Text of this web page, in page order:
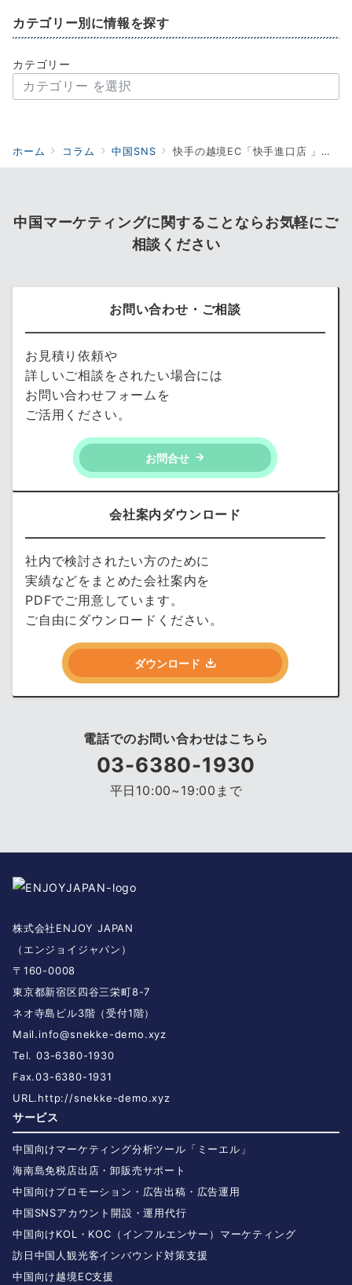
カテゴリー別に情報を探す
カテゴリー
ホーム コラム 中国SNS 快手の越境EC「快手進口店 」と出店・販売方法を解説
中国マーケティングに関することならお気軽にご
相談ください
お問い合わせ・ご相談
お見積り依頼や
詳しいご相談をされたい場合には
お問い合わせフォームを
ご活用ください。
お問合せ
会社案内ダウンロード
社内で検討されたい方のために
実績などをまとめた会社案内を
PDFでご用意しています。
ご自由にダウンロードください。
ダウンロード
電話でのお問い合わせはこちら
03-6380-1930
平日10:00~19:00まで
株式会社ENJOY JAPAN
（エンジョイジャパン）
〒160-0008
東京都新宿区四谷三栄町8-7
ネオ寺島ビル3階（受付1階）
Mail.info@snekke-demo.xyz
Tel. 03-6380-1930
Fax.03-6380-1931
URL.http://snekke-demo.xyz
サービス
中国向けマーケティング分析ツール「ミーエル」
海南島免税店出店・卸販売サポート
中国向けプロモーション・広告出稿・広告運用
中国SNSアカウント開設・運用代行
中国向けKOL・KOC（インフルエンサー）マーケティング
訪日中国人観光客インバウンド対策支援
中国向け越境EC支援